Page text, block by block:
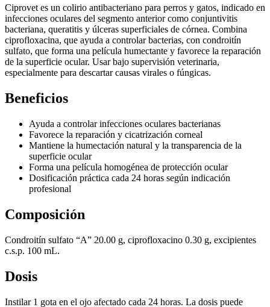
Ciprovet es un colirio antibacteriano para perros y gatos, indicado en
infecciones oculares del segmento anterior como conjuntivitis
bacteriana, queratitis y úlceras superficiales de córnea. Combina
ciprofloxacina, que ayuda a controlar bacterias, con condroitín
sulfato, que forma una película humectante y favorece la reparación
de la superficie ocular. Usar bajo supervisión veterinaria,
especialmente para descartar causas virales o fúngicas.
Beneficios
Ayuda a controlar infecciones oculares bacterianas
Favorece la reparación y cicatrización corneal
Mantiene la humectación natural y la transparencia de la
superficie ocular
Forma una película homogénea de protección ocular
Dosificación práctica cada 24 horas según indicación
profesional
Composición
Condroitín sulfato “A” 20.00 g, ciprofloxacino 0.30 g, excipientes
c.s.p. 100 mL.
Dosis
Instilar 1 gota en el ojo afectado cada 24 horas. La dosis puede